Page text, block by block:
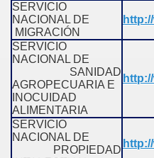
SERVICIO
NACIONAL DE
MIGRACIÓN
SERVICIO
NACIONAL DE
SANIDAD
AGROPECUARIA E
INOCUIDAD
ALIMENTARIA
SERVICIO
NACIONAL DE
PROPIEDAD